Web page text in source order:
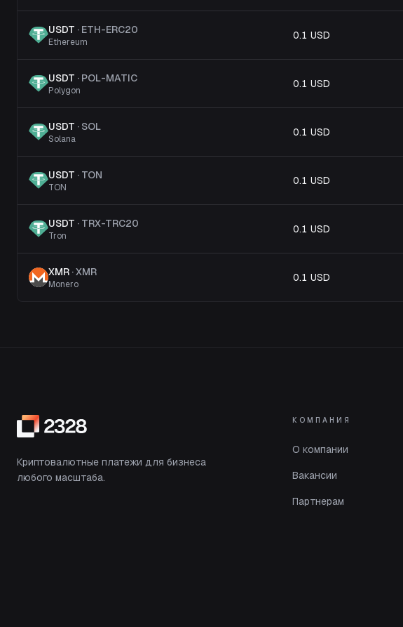
USDT · ETH-ERC20
Ethereum
0.1 USD
USDT · POL-MATIC
Polygon
0.1 USD
USDT · SOL
Solana
0.1 USD
USDT · TON
TON
0.1 USD
USDT · TRX-TRC20
Tron
0.1 USD
XMR ·XMR
Monero
0.1 USD
Криптовалютные платежи для бизнеса
любого масштаба.
КОМПАНИЯ
О компании
Вакансии
Партнерам